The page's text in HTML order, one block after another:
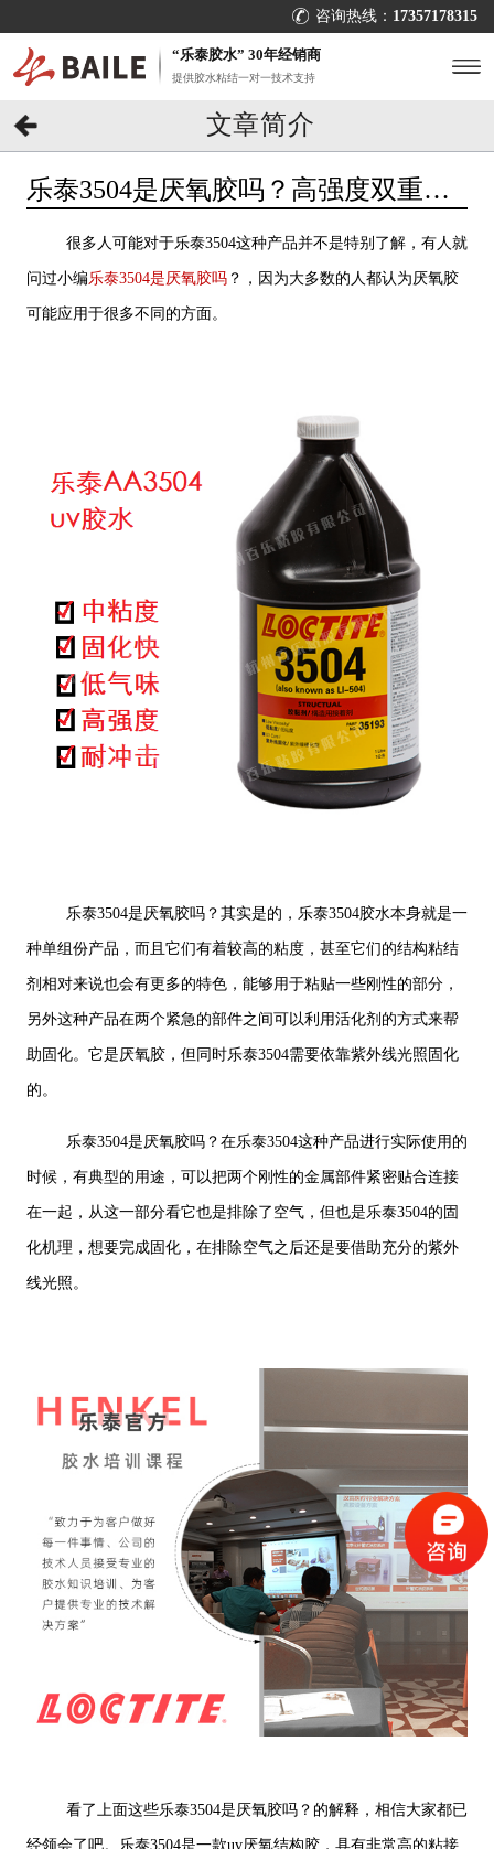
咨询热线： 17357178315
“乐泰胶水” 30年经销商
提供胶水粘结一对一技术支持
文章简介
乐泰3504是厌氧胶吗？高强度双重固
很多人可能对于乐泰3504这种产品并不是特别了解，有人就
问过小编乐泰3504是厌氧胶吗？，因为大多数的人都认为厌氧胶
可能应用于很多不同的方面。
乐泰3504是厌氧胶吗？其实是的，乐泰3504胶水本身就是一
种单组份产品，而且它们有着较高的粘度，甚至它们的结构粘结
剂相对来说也会有更多的特色，能够用于粘贴一些刚性的部分，
另外这种产品在两个紧急的部件之间可以利用活化剂的方式来帮
助固化。它是厌氧胶，但同时乐泰3504需要依靠紫外线光照固化
的。
乐泰3504是厌氧胶吗？在乐泰3504这种产品进行实际使用的
时候，有典型的用途，可以把两个刚性的金属部件紧密贴合连接
在一起，从这一部分看它也是排除了空气，但也是乐泰3504的固
化机理，想要完成固化，在排除空气之后还是要借助充分的紫外
线光照。
看了上面这些乐泰3504是厌氧胶吗？的解释，相信大家都已
经领会了吧。乐泰3504是一款uv厌氧结构胶，具有非常高的粘接